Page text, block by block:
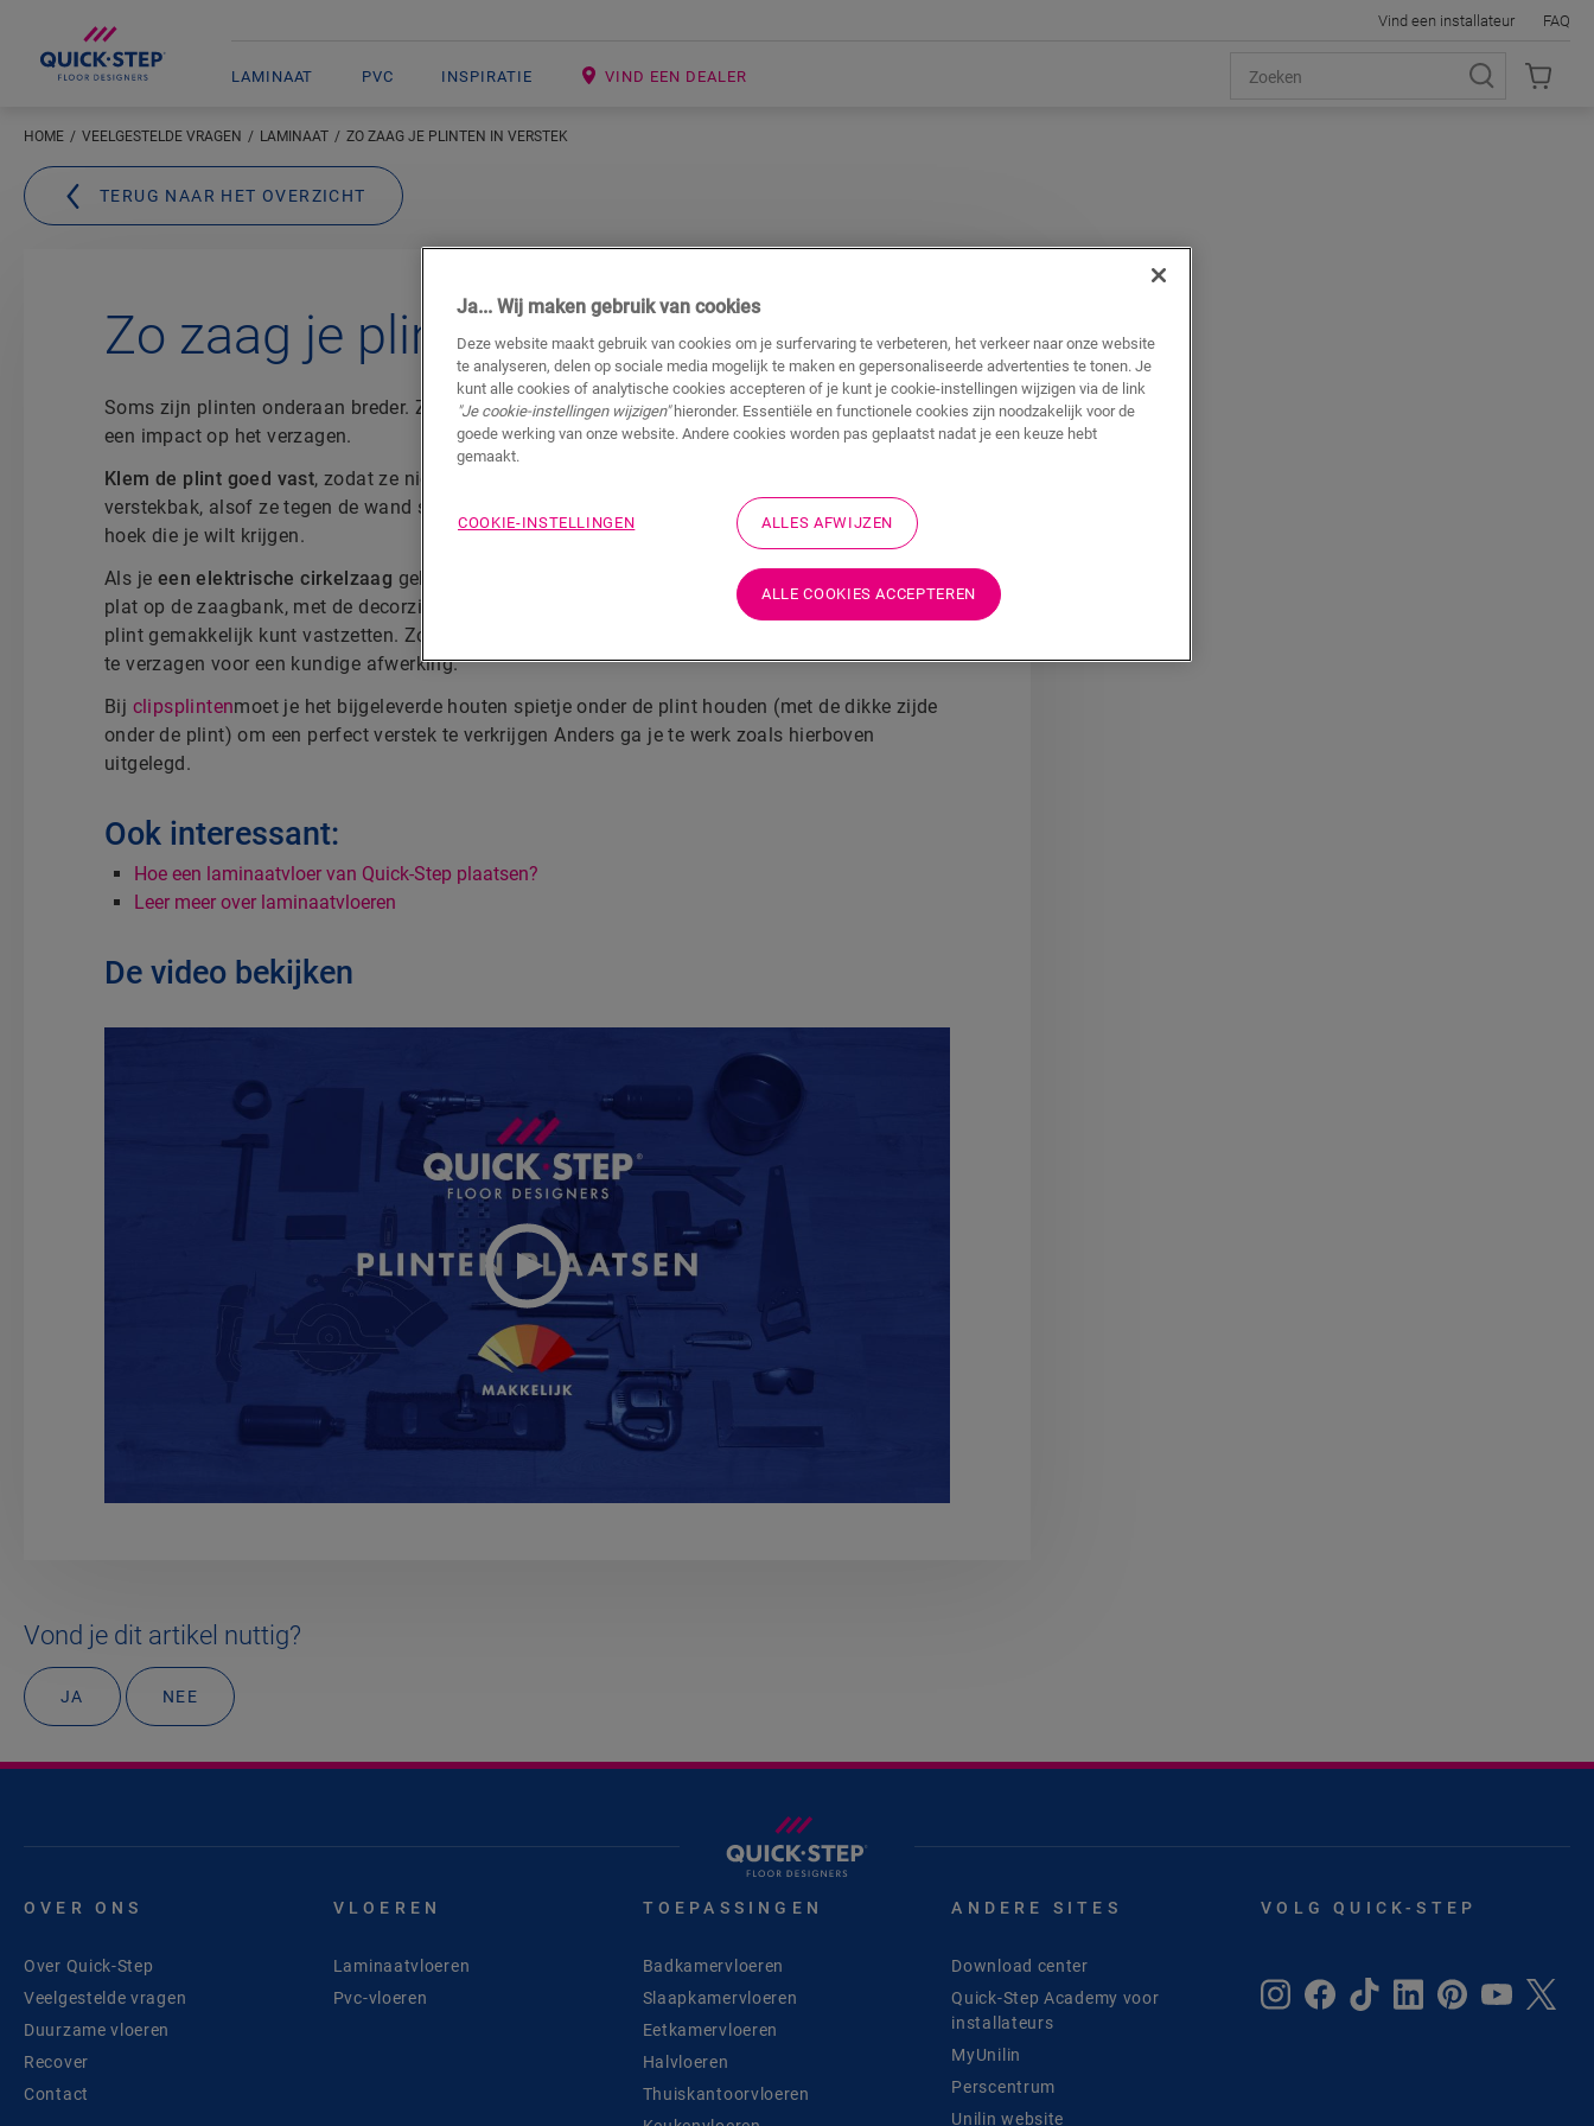
LAMINAAT PVC INSPIRATIE VIND EEN DEALER
Vind een installateur FAQ
HOME VEELGESTELDE VRAGEN LAMINAAT ZO ZAAG JE PLINTEN IN VERSTEK
TERUG NAAR HET OVERZICHT
Zo zaag je plinten in verstek
Soms zijn plinten onderaan breder. Ze zijn schuin gemaakt om er sierlijker uit te zien. Dit heeft
een impact op het verzagen.
Klem de plint goed vast, zodat ze niet kan verschuiven terwijl je zaagt. Zet de plint rechtop in de
verstekbak, alsof ze tegen de wand staat. Draai de zaag naar links of rechts, afhankelijk van de
hoek die je wilt krijgen.
Als je een elektrische cirkelzaag gebruikt (die je links of rechts kunt kantelen), leg je de plint
plat op de zaagbank, met de decorzijde naar boven. Dit is de
handigste methode , omdat je de
plint gemakkelijk kunt vastzetten. Zorg ervoor dat je een nieuw zaagblad gebruikt om de plinten
te verzagen voor een kundige afwerking.
Bij clipsplintenmoet je het bijgeleverde houten spietje onder de plint houden (met de dikke zijde
onder de plint) om een perfect verstek te verkrijgen Anders ga je te werk zoals hierboven
uitgelegd.
Ook interessant:
Hoe een laminaatvloer van Quick-Step plaatsen?
Leer meer over laminaatvloeren
De video bekijken
Vond je dit artikel nuttig?
JA NEE
OVER ONS
Over Quick-Step
Veelgestelde vragen
Duurzame vloeren
Recover
Contact
VLOEREN
Laminaatvloeren
Pvc-vloeren
TOEPASSINGEN
Badkamervloeren
Slaapkamervloeren
Eetkamervloeren
Halvloeren
Thuiskantoorvloeren
ANDERE SITES
Download center
Quick-Step Academy voor
installateurs
MyUnilin
Perscentrum
Unilin website
VOLG QUICK-STEP
Ja... Wij maken gebruik van cookies
Deze website maakt gebruik van cookies om je surfervaring te verbeteren, het verkeer naar onze website
te analyseren, delen op sociale media mogelijk te maken en gepersonaliseerde advertenties te tonen. Je
kunt alle cookies of analytische cookies accepteren of je kunt je cookie-instellingen wijzigen via de link
"Je cookie-instellingen wijzigen"hieronder. Essentiële en functionele cookies zijn noodzakelijk voor de
goede werking van onze website. Andere cookies worden pas geplaatst nadat je een keuze hebt
gemaakt.
COOKIE-INSTELLINGEN ALLES AFWIJZEN
ALLE COOKIES ACCEPTEREN